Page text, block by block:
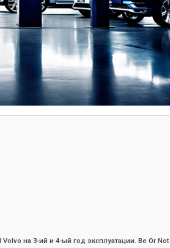
на 3-ий и 4-ый год эксплуатации. Be Or Not